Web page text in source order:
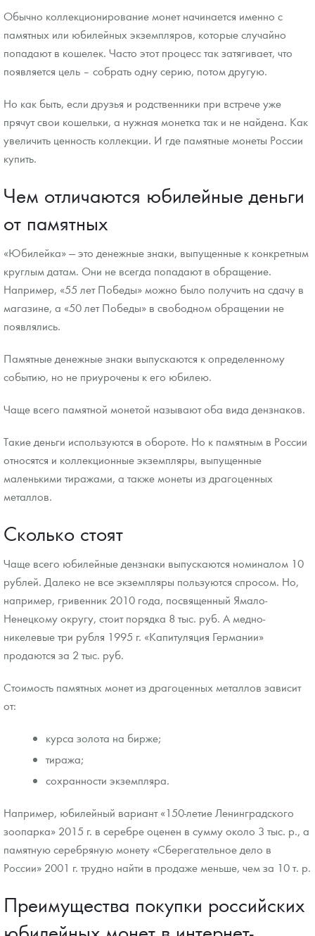
Обычно коллекционирование монет начинается именно с
памятных или юбилейных экземпляров, которые случайно
попадают в кошелек. Часто этот процесс так затягивает, что
появляется цель – собрать одну серию, потом другую.
Но как быть, если друзья и родственники при встрече уже
прячут свои кошельки, а нужная монетка так и не найдена. Как
увеличить ценность коллекции. И где памятные монеты России
купить.
Чем отличаются юбилейные деньги
от памятных
«Юбилейка» — это денежные знаки, выпущенные к конкретным
круглым датам. Они не всегда попадают в обращение.
Например, «55 лет Победы» можно было получить на сдачу в
магазине, а «50 лет Победы» в свободном обращении не
появлялись.
Памятные денежные знаки выпускаются к определенному
событию, но не приурочены к его юбилею.
Чаще всего памятной монетой называют оба вида дензнаков.
Такие деньги используются в обороте. Но к памятным в России
относятся и коллекционные экземпляры, выпущенные
маленькими тиражами, а также монеты из драгоценных
металлов.
Сколько стоят
Чаще всего юбилейные дензнаки выпускаются номиналом 10
рублей. Далеко не все экземпляры пользуются спросом. Но,
например, гривенник 2010 года, посвященный Ямало-
Ненецкому округу, стоит порядка 8 тыс. руб. А медно-
никелевые три рубля 1995 г. «Капитуляция Германии»
продаются за 2 тыс. руб.
Стоимость памятных монет из драгоценных металлов зависит
от:
курса золота на бирже;
тиража;
сохранности экземпляра.
Например, юбилейный вариант «150-летие Ленинградского
зоопарка» 2015 г. в серебре оценен в сумму около 3 тыс. р., а
памятную серебряную монету «Сберегательное дело в
России» 2001 г. трудно найти в продаже меньше, чем за 10 т. р.
Преимущества покупки российских